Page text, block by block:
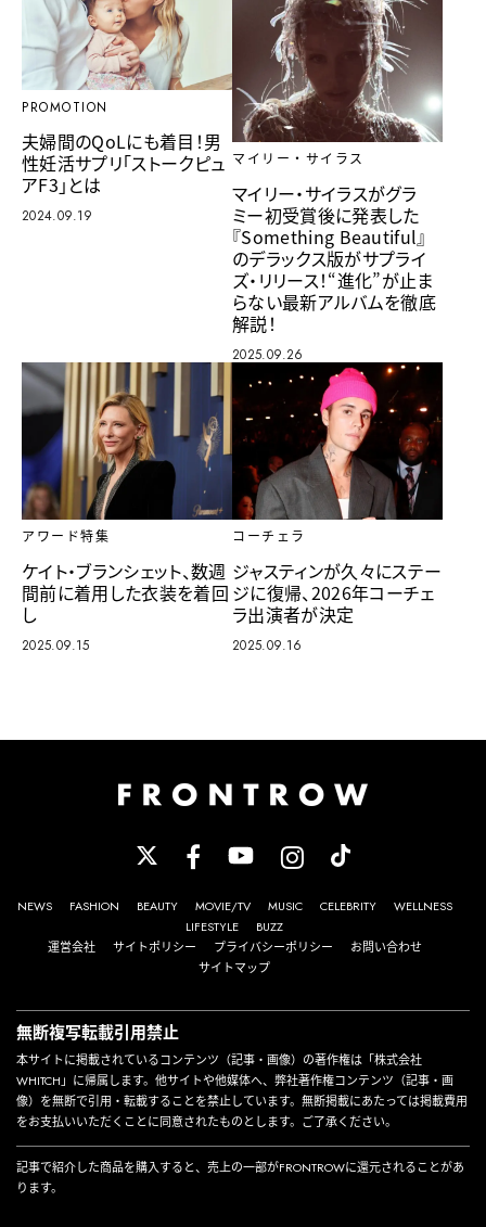
PROMOTION
夫婦間のQoLにも着目！男
性妊活サプリ「ストークピュ
アF3」とは
2024.09.19
マイリー・サイラス
マイリー・サイラスがグラ
ミー初受賞後に発表した
『Something Beautiful』
のデラックス版がサプライ
ズ・リリース！“進化”が止ま
らない最新アルバムを徹底
解説！
2025.09.26
アワード特集
ケイト・ブランシェット、数週
間前に着用した衣装を着回
し
2025.09.15
コーチェラ
ジャスティンが久々にステー
ジに復帰、2026年コーチェ
ラ出演者が決定
2025.09.16
NEWS FASHION BEAUTY MOVIE/TV MUSIC CELEBRITY
WELLNESS
LIFESTYLE
BUZZ
運営会社
サイトポリシー プライバシーポリシー
お問い合わせ
サイトマップ
無断複写転載引用禁止
本サイトに掲載されているコンテンツ（記事・画像）の著作権は「株式会社
WHITCH」に帰属します。他サイトや他媒体へ、弊社著作権コンテンツ（記事・画
像）を無断で引用・転載することを禁止しています。無断掲載にあたっては掲載費用
をお支払いいただくことに同意されたものとします。ご了承ください。
記事で紹介した商品を購入すると、売上の一部がFRONTROWに還元されることがあ
ります。